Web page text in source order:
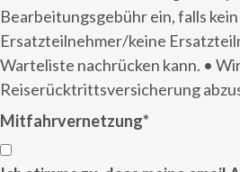
Bearbeitungsgebühr ein, falls kein
Ersatzteilnehmer/keine
Warteliste nachrücken kann. •
Reiserücktrittsversicherung
Mitfahrvernetzung*